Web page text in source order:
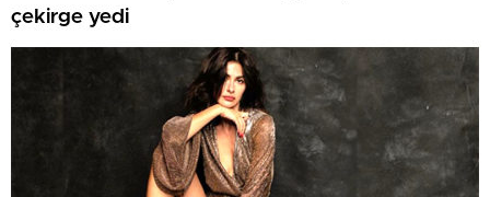
çekirge yedi